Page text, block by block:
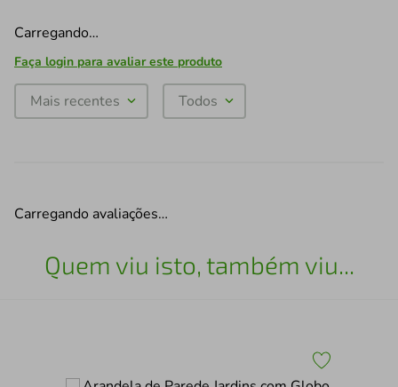
Carregando…
Faça login para avaliar este produto
Mais recentes Todos
Carregando avaliações…
Quem viu isto, também viu...